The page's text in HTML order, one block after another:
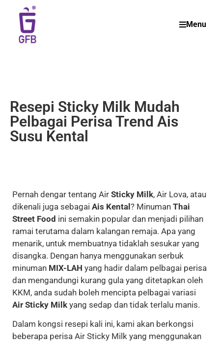
Menu
Resepi Sticky Milk Mudah
Pelbagai Perisa Trend Ais
Susu Kental
Pernah dengar tentang Air Sticky Milk, Air Lova, atau
dikenali juga sebagai Ais Kental ? Minuman Thai
Street Food ini semakin popular dan menjadi pilihan
ramai terutama dalam kalangan remaja. Apa yang
menarik, untuk membuatnya tidaklah sesukar yang
disangka. Dengan hanya menggunakan serbuk
minuman MIX-LAH yang hadir dalam pelbagai perisa
dan mengandungi kurang gula yang ditetapkan oleh
KKM, anda sudah boleh mencipta pelbagai variasi
Air Sticky Milk yang sedap dan tidak terlalu manis.
Dalam kongsi resepi kali ini, kami akan berkongsi
beberapa perisa Air Sticky Milk yang menggunakan